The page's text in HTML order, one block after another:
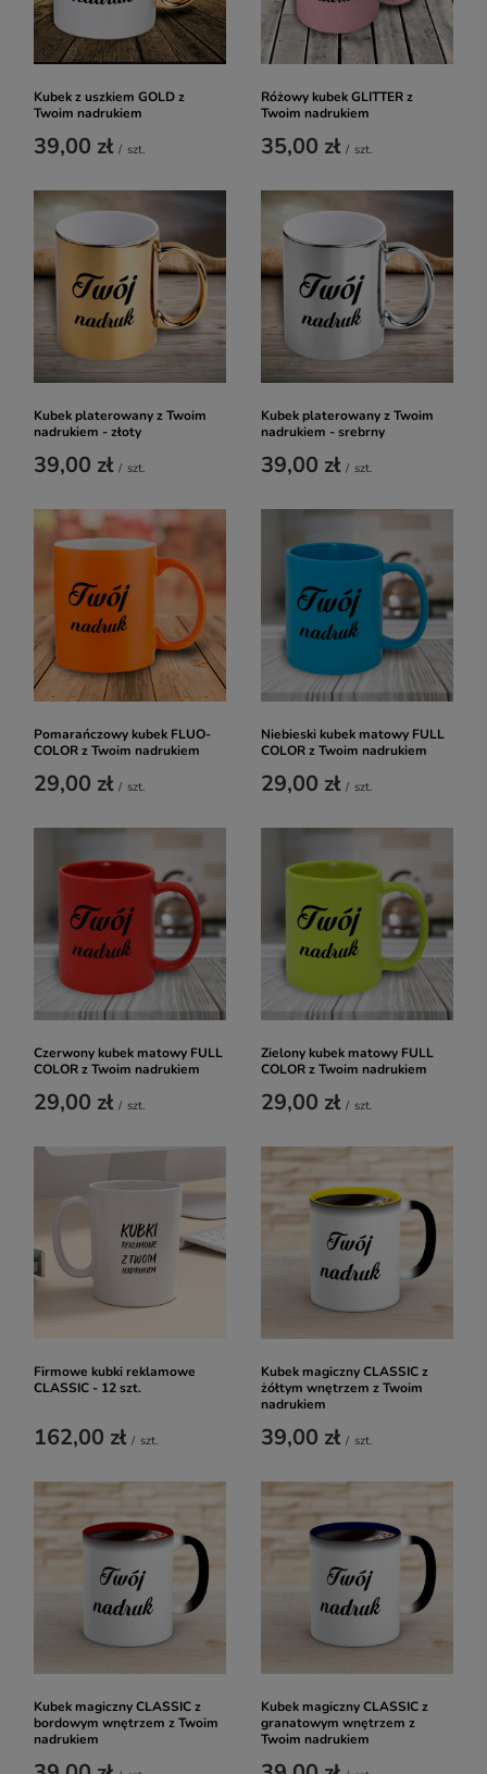
Kubek z uszkiem GOLD z
Twoim nadrukiem
39,00 zł / szt.
Różowy kubek GLITTER z
Twoim nadrukiem
35,00 zł / szt.
Kubek platerowany z Twoim
nadrukiem - złoty
39,00 zł / szt.
Kubek platerowany z Twoim
nadrukiem - srebrny
39,00 zł / szt.
Pomarańczowy kubek FLUO-
COLOR z Twoim nadrukiem
29,00 zł / szt.
Niebieski kubek matowy FULL
COLOR z Twoim nadrukiem
29,00 zł / szt.
Czerwony kubek matowy FULL
COLOR z Twoim nadrukiem
29,00 zł / szt.
Zielony kubek matowy FULL
COLOR z Twoim nadrukiem
29,00 zł / szt.
Firmowe kubki reklamowe
CLASSIC - 12 szt.
162,00 zł / szt.
Kubek magiczny CLASSIC z
żółtym wnętrzem z Twoim
nadrukiem
39,00 zł / szt.
Kubek magiczny CLASSIC z
bordowym wnętrzem z Twoim
nadrukiem
Kubek magiczny CLASSIC z
granatowym wnętrzem z
Twoim nadrukiem